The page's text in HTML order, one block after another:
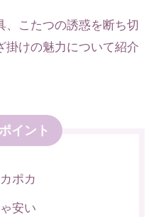
、こたつの誘惑を断ち切
掛けの魅力について紹介
イント
ポカ
安い